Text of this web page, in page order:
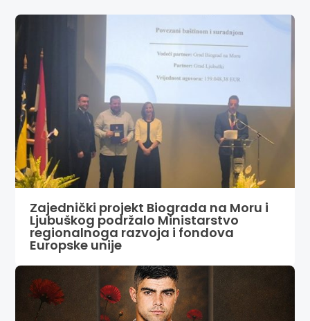
Zajednički projekt Biograda na Moru i
Ljubuškog podržalo Ministarstvo
regionalnoga razvoja i fondova
Europske unije